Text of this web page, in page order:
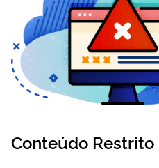
Conteúdo Restrito